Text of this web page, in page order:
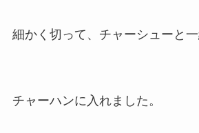
細かく切って、チャーシューと
チャーハンに入れました。